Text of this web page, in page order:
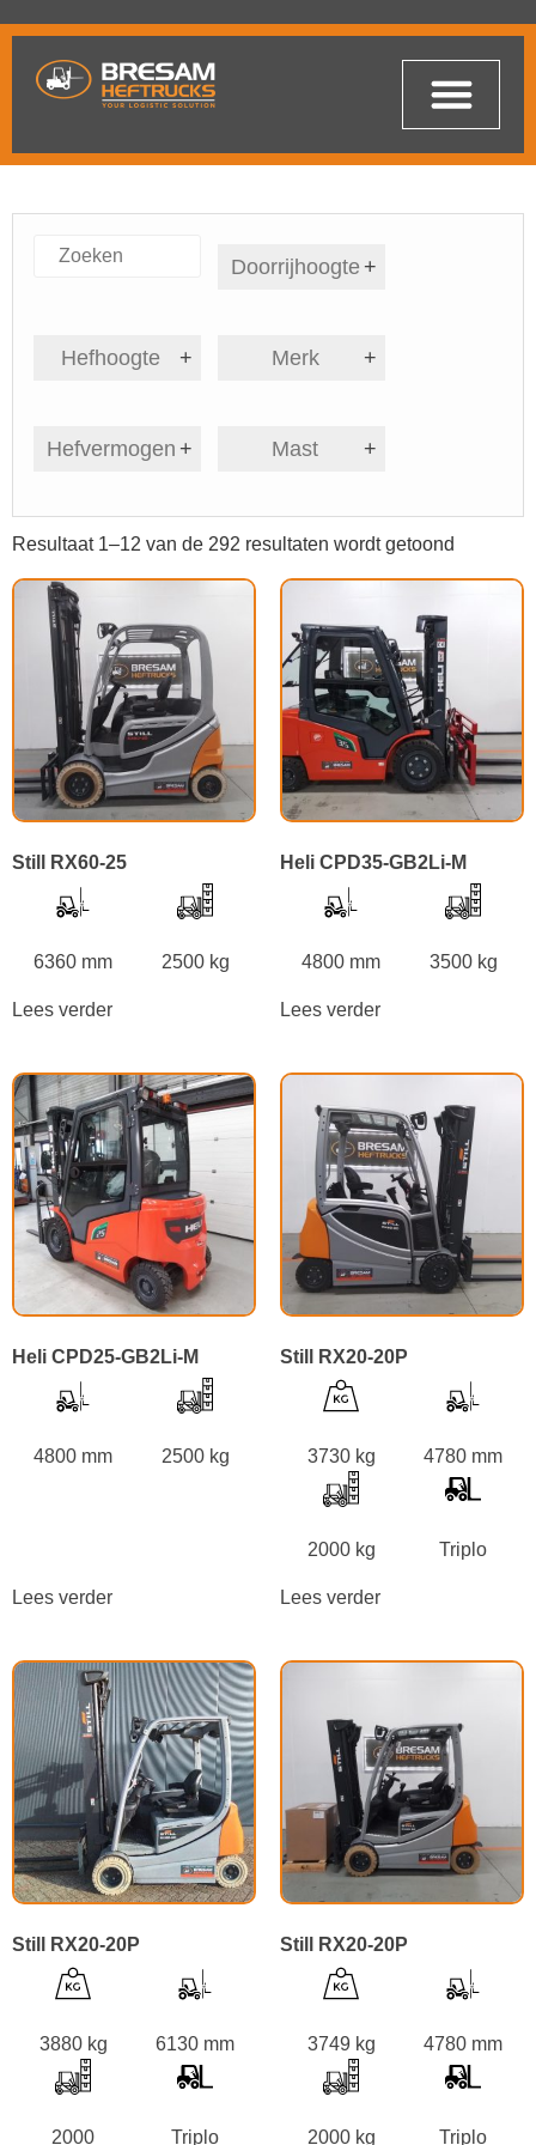
Doorrijhoogte +
Hefhoogte + Merk +
Hefvermogen + Mast +
Resultaat 1–12 van de 292 resultaten wordt getoond
Still RX60-25
6360 mm 2500 kg
Lees verder
Heli CPD35-GB2Li-M
4800 mm 3500 kg
Lees verder
Heli CPD25-GB2Li-M
4800 mm 2500 kg
Lees verder
Still RX20-20P
3730 kg 4780 mm
2000 kg Triplo
Lees verder
Still RX20-20P
3880 kg 6130 mm
2000 Triplo
Still RX20-20P
3749 kg 4780 mm
2000 kg Triplo